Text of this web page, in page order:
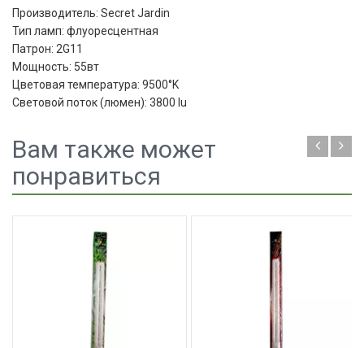
Производитель: Secret Jardin
Тип ламп: флуоресцентная
Патрон: 2G11
Мощность: 55вт
Цветовая температура: 9500°K
Световой поток (люмен): 3800 lu
Вам также может
понравиться